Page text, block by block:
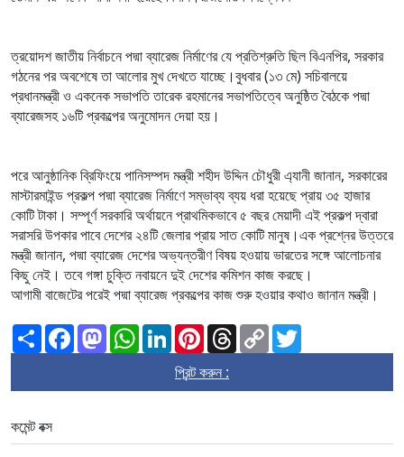
ত্রয়োদশ জাতীয় নির্বাচনে পদ্মা ব্যারেজ নির্মাণের যে প্রতিশ্রুতি ছিল বিএনপির, সরকার
গঠনের পর অবশেষে তা আলোর মুখ দেখতে যাচ্ছে।বুধবার (১৩ মে) সচিবালয়ে
প্রধানমন্ত্রী ও একনেক সভাপতি তারেক রহমানের সভাপতিত্বে অনুষ্ঠিত বৈঠকে পদ্মা
ব্যারেজসহ ১৬টি প্রকল্পের অনুমোদন দেয়া হয়।
পরে আনুষ্ঠানিক ব্রিফিংয়ে পানিসম্পদ মন্ত্রী শহীদ উদ্দিন চৌধুরী এ্যানী জানান, সরকারের
মাস্টারমাইন্ড প্রকল্প পদ্মা ব্যারেজ নির্মাণে সম্ভাব্য ব্যয় ধরা হয়েছে প্রায় ৩৫ হাজার
কোটি টাকা। সম্পূর্ণ সরকারি অর্থায়নে প্রাথমিকভাবে ৫ বছর মেয়াদী এই প্রকল্প দ্বারা
সরাসরি উপকার পাবে দেশের ২৪টি জেলার প্রায় সাত কোটি মানুষ।এক প্রশ্নের উত্তরে
মন্ত্রী জানান, পদ্মা ব্যারেজ দেশের অভ্যন্তরীণ বিষয় হওয়ায় ভারতের সঙ্গে আলোচনার
কিছু নেই। তবে গঙ্গা চুক্তি নবায়নে দুই দেশের কমিশন কাজ করছে।
আগামী বাজেটের পরেই পদ্মা ব্যারেজ প্রকল্পের কাজ শুরু হওয়ার কথাও জানান মন্ত্রী।
ShareFacebookMastodonWhatsApp
LinkedInPinterestThreads
Copy
Link
প্রিন্ট করুন :
কমেন্ট বক্স